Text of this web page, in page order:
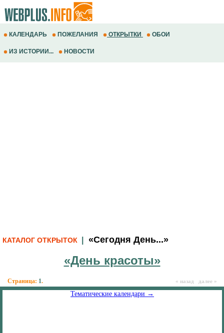
КАЛЕНДАРЬ ПОЖЕЛАНИЯ ОТКРЫТКИ ОБОИ
ИЗ ИСТОРИИ... НОВОСТИ
КАТАЛОГ ОТКРЫТОК «Сегодня День...»
«День красоты»
Страница: 1. « назад далее »
Тематические календари →